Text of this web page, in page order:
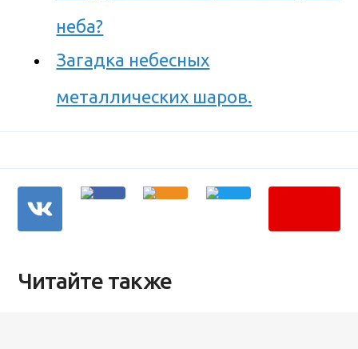
неба?
Загадка небесных
металлических шаров.
Читайте также